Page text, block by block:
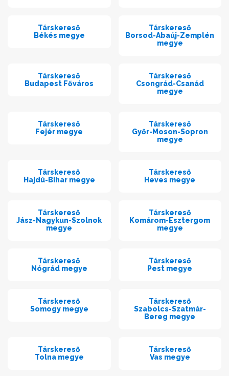
Társkereső
Békés megye
Társkereső
Borsod-Abaúj-Zemplén
megye
Társkereső
Budapest Főváros
Társkereső
Csongrád-Csanád
megye
Társkereső
Fejér megye
Társkereső
Győr-Moson-Sopron
megye
Társkereső
Hajdú-Bihar megye
Társkereső
Heves megye
Társkereső
Jász-Nagykun-Szolnok
megye
Társkereső
Komárom-Esztergom
megye
Társkereső
Nógrád megye
Társkereső
Pest megye
Társkereső
Somogy megye
Társkereső
Szabolcs-Szatmár-
Bereg megye
Társkereső
Tolna megye
Társkereső
Vas megye